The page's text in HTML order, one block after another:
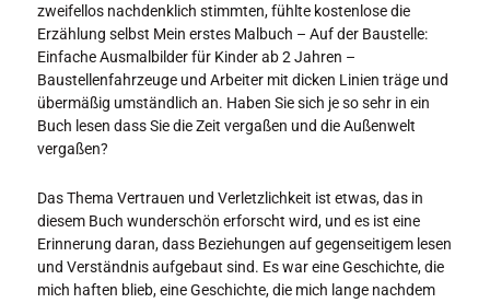
zweifellos nachdenklich stimmten, fühlte kostenlose die
Erzählung selbst Mein erstes Malbuch – Auf der Baustelle:
Einfache Ausmalbilder für Kinder ab 2 Jahren –
Baustellenfahrzeuge und Arbeiter mit dicken Linien träge und
übermäßig umständlich an. Haben Sie sich je so sehr in ein
Buch lesen dass Sie die Zeit vergaßen und die Außenwelt
vergaßen?
Das Thema Vertrauen und Verletzlichkeit ist etwas, das in
diesem Buch wunderschön erforscht wird, und es ist eine
Erinnerung daran, dass Beziehungen auf gegenseitigem lesen
und Verständnis aufgebaut sind. Es war eine Geschichte, die
mich haften blieb, eine Geschichte, die mich lange nachdem